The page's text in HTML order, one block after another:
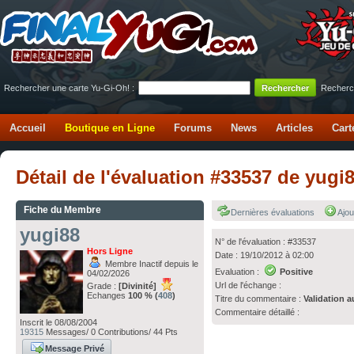
Rechercher une carte Yu-Gi-Oh! :
Accueil Boutique en Ligne Forums News Articles
Détail de l'évaluation #33537 de
Fiche du Membre
yugi88
Hors Ligne
Membre Inactif depuis le
04/02/2026
Grade : [Divinité]
Echanges 100 % (408)
Inscrit le 08/08/2004
19315 Messages/ 0 Contributions/ 44 Pts
Message Privé
Dernières évaluations
N° de l'évaluation : #33537
Date : 19/10/2012 à 02:00
Evaluation :
Positive
Url de l'échange :
Titre du commentaire :Validation
Commentaire détaillé :